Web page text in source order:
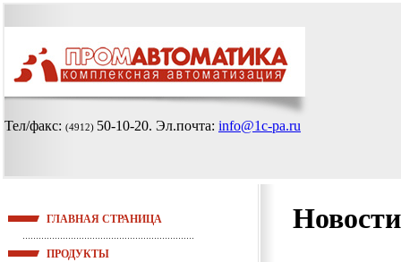
Тел/факс: (4912) 50-10-20. Эл.почта: info@1c-pa.ru
ГЛАВНАЯ СТРАНИЦА
ПРОДУКТЫ